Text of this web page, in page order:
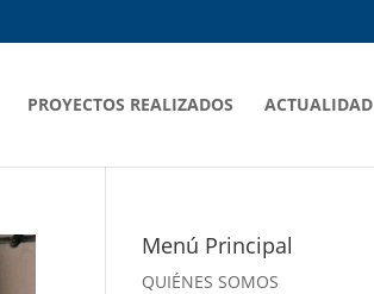
PROYECTOS REALIZADOS ACTUALIDAD
Menú Principal
QUIÉNES SOMOS